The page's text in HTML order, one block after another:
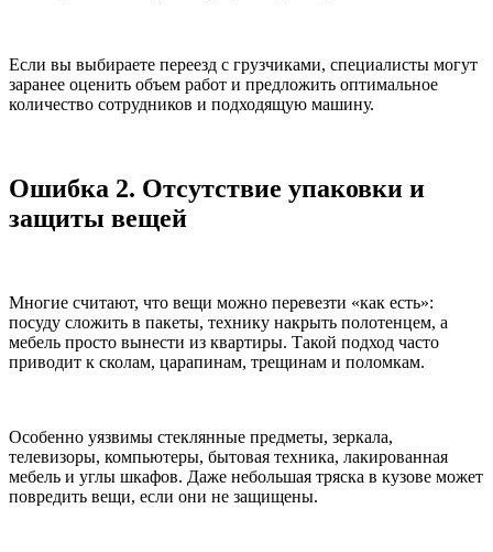
Если вы выбираете переезд с грузчиками, специалисты могут
заранее оценить объем работ и предложить оптимальное
количество сотрудников и подходящую машину.
Ошибка 2. Отсутствие упаковки и
защиты вещей
Многие считают, что вещи можно перевезти «как есть»:
посуду сложить в пакеты, технику накрыть полотенцем, а
мебель просто вынести из квартиры. Такой подход часто
приводит к сколам, царапинам, трещинам и поломкам.
Особенно уязвимы стеклянные предметы, зеркала,
телевизоры, компьютеры, бытовая техника, лакированная
мебель и углы шкафов. Даже небольшая тряска в кузове может
повредить вещи, если они не защищены.